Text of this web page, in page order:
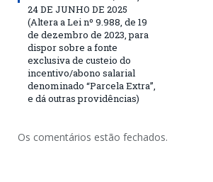
24 DE JUNHO DE 2025
(Altera a Lei nº 9.988, de 19
de dezembro de 2023, para
dispor sobre a fonte
exclusiva de custeio do
incentivo/abono salarial
denominado “Parcela Extra”,
e dá outras providências)
Os comentários estão fechados.